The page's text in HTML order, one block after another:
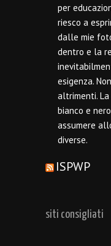
per
riesco a
dalle mie
dentro e la
esigenza.
altrimenti.
bianco e
assumere
diverse.
ISPWP
siti consigliati